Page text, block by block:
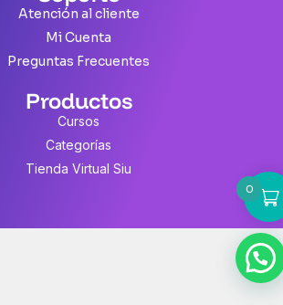
Atención al cliente
Mi Cuenta
Preguntas Frecuentes
Productos
Cursos
Categorías
Tienda Virtual Siu
0